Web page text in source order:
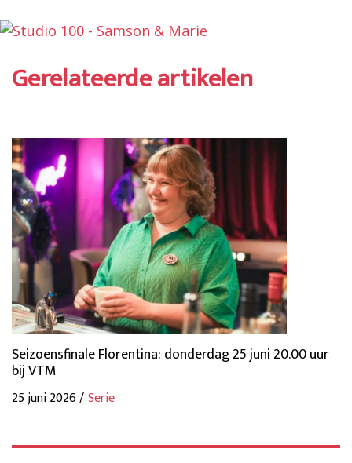
Gerelateerde artikelen
Seizoensfinale Florentina: donderdag 25 juni 20.00 uur
bij VTM
25 juni 2026 /Serie